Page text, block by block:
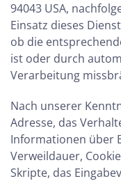
94043 USA,
Einsatz dieses
ob die
ist oder durch
Verarbeitung
Nach unserer
Adresse, das
Informationen über
Verweildauer,
Skripte, das